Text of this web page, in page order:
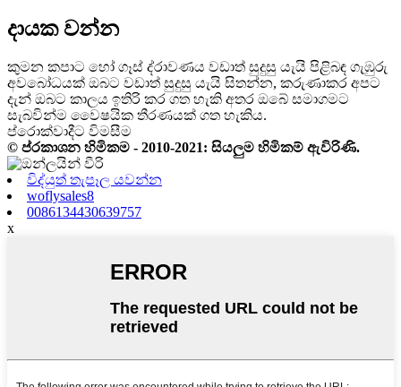
දායක වන්න
කුමන කපාට හෝ ගෑස් ද්රාවණය වඩාත් සුදුසු යැයි පිළිබඳ ගැඹුරු
අවබෝධයක් ඔබට වඩාත් සුදුසු යැයි සිතන්න, කරුණාකර අපට
දැන් ඔබට කාලය ඉතිරි කර ගත හැකි අතර ඔබේ සමාගමට
සැබවින්ම වෛෂයික තීරණයක් ගත හැකිය.
ප්රොක්වාදීට විමසීම
© ප්රකාශන හිමිකම - 2010-2021: සියලුම හිමිකම් ඇවිරිණි.
විද්යුත් තැපෑල යවන්න
woflysales8
0086134430639757
x